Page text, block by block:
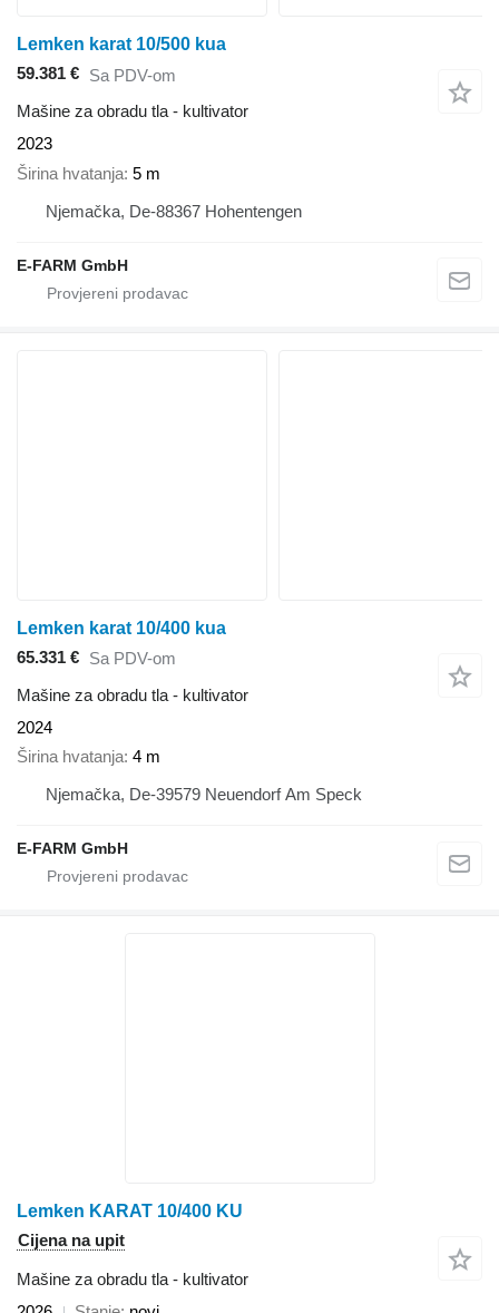
Lemken karat 10/500 kua
59.381 € Sa PDV-om
Mašine za obradu tla - kultivator
2023
Širina hvatanja 5 m
Njemačka, De-88367 Hohentengen
E-FARM GmbH
Lemken karat 10/400 kua
65.331 € Sa PDV-om
Mašine za obradu tla - kultivator
2024
Širina hvatanja 4 m
Njemačka, De-39579 Neuendorf Am Speck
E-FARM GmbH
Lemken KARAT 10/400 KU
Cijena na upit
Mašine za obradu tla - kultivator